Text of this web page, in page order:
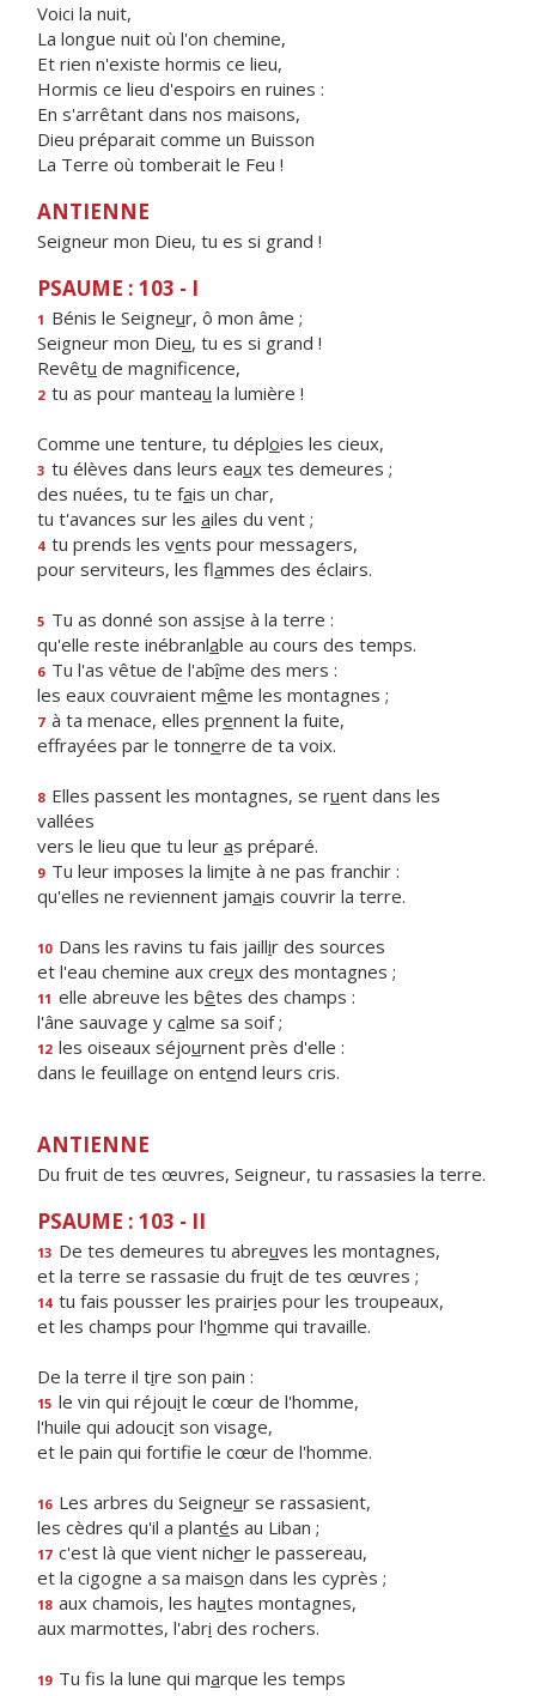
Voici la nuit,
La longue nuit où l'on chemine,
Et rien n'existe hormis ce lieu,
Hormis ce lieu d'espoirs en ruines :
En s'arrêtant dans nos maisons,
Dieu préparait comme un Buisson
La Terre où tomberait le Feu !
ANTIENNE
Seigneur mon Dieu, tu es si grand !
PSAUME : 103 - I
1 Bénis le Seigneur, ô mon âme ;
Seigneur mon Dieu, tu es si grand !
Revêtu de magnificence,
2 tu as pour manteau la lumière !
Comme une tenture, tu déploies les cieux,
3 tu élèves dans leurs eaux tes demeures ;
des nuées, tu te fais un char,
tu t'avances sur les ailes du vent ;
4 tu prends les vents pour messagers,
pour serviteurs, les flammes des éclairs.
5 Tu as donné son assise à la terre :
qu'elle reste inébranlable au cours des temps.
6 Tu l'as vêtue de l'abîme des mers :
les eaux couvraient même les montagnes ;
7 à ta menace, elles prennent la fuite,
effrayées par le tonnerre de ta voix.
8 Elles passent les montagnes, se ruent dans les
vallées
vers le lieu que tu leur as préparé.
9 Tu leur imposes la limite à ne pas franchir :
qu'elles ne reviennent jamais couvrir la terre.
10 Dans les ravins tu fais jaillir des sources
et l'eau chemine aux creux des montagnes ;
11 elle abreuve les bêtes des champs :
l'âne sauvage y calme sa soif ;
12 les oiseaux séjournent près d'elle :
dans le feuillage on entend leurs cris.
ANTIENNE
Du fruit de tes œuvres, Seigneur, tu rassasies la terre.
PSAUME : 103 - II
13 De tes demeures tu abreuves les montagnes,
et la terre se rassasie du fruit de tes œuvres ;
14 tu fais pousser les prairies pour les troupeaux,
et les champs pour l'homme qui travaille.
De la terre il tire son pain :
15 le vin qui réjouit le cœur de l'homme,
l'huile qui adoucit son visage,
et le pain qui fortife le cœur de l'homme.
16 Les arbres du Seigneur se rassasient,
les cèdres qu'il a plantés au Liban ;
17 c'est là que vient nicher le passereau,
et la cigogne a sa maison dans les cyprès ;
18 aux chamois, les hautes montagnes,
aux marmottes, l'abri des rochers.
19 Tu fis la lune qui marque les temps